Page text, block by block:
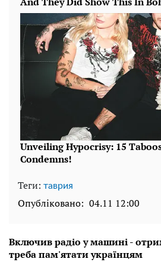
Теги: таврия
Опубліковано: 04.11 12:00
Включив радіо у машині -
треба пам'ятати українцям